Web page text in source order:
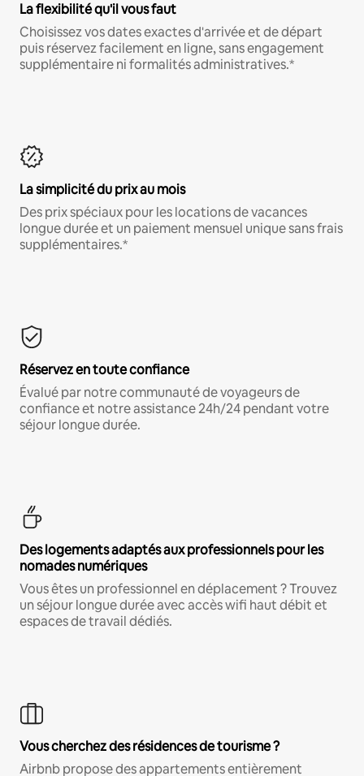
La flexibilité qu'il vous faut
Choisissez vos dates exactes d'arrivée et de départ
puis réservez facilement en ligne, sans engagement
supplémentaire ni formalités administratives.*
La simplicité du prix au mois
Des prix spéciaux pour les locations de vacances
longue durée et un paiement mensuel unique sans frais
supplémentaires.*
Réservez en toute confiance
Évalué par notre communauté de voyageurs de
confiance et notre assistance 24h/24 pendant votre
séjour longue durée.
Des logements adaptés aux professionnels pour les
nomades numériques
Vous êtes un professionnel en déplacement ? Trouvez
un séjour longue durée avec accès wifi haut débit et
espaces de travail dédiés.
Vous cherchez des résidences de tourisme ?
Airbnb propose des appartements entièrement